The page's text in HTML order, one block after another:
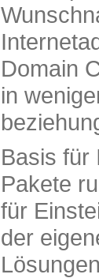
Domain
in
Basis für
Pakete
für
der